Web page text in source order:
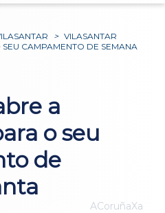
> VILASANTAR
CAMPAMENTO DE SEMANA
a
o seu
de
ACoruñaXa